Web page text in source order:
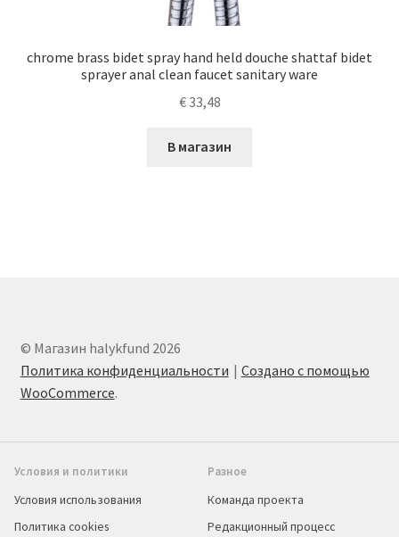
chrome brass bidet spray hand held douche shattaf bidet
sprayer anal clean faucet sanitary ware
€33,48
В магазин
© Магазин halykfund 2026
Политика конфиденциальности
Создано с помощью
WooCommerce.
Условия и политики
Условия использования
Политика cookies
Разное
Команда проекта
Редакционный процесс